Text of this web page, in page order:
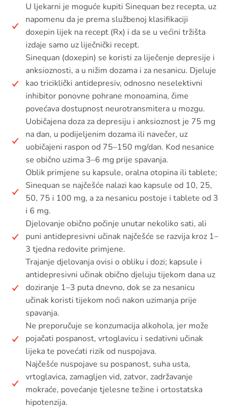
U ljekarni je moguće kupiti Sinequan bez recepta, uz
napomenu da je prema službenoj klasifikaciji
doxepin lijek na recept (Rx) i da se u većini tržišta
izdaje samo uz liječnički recept.
Sinequan (doxepin) se koristi za liječenje depresije i
anksioznosti, a u nižim dozama i za nesanicu. Djeluje
kao triciklički antidepresiv, odnosno neselektivni
inhibitor ponovne pohrane monoamina, čime
povećava dostupnost neurotransmitera u mozgu.
Uobičajena doza za depresiju i anksioznost je 75 mg
na dan, u podijeljenim dozama ili navečer, uz
uobičajeni raspon od 75–150 mg/dan. Kod nesanice
se obično uzima 3–6 mg prije spavanja.
Oblik primjene su kapsule, oralna otopina ili tablete;
Sinequan se najčešće nalazi kao kapsule od 10, 25,
50, 75 i 100 mg, a za nesanicu postoje i tablete od 3
i 6 mg.
Djelovanje obično počinje unutar nekoliko sati, ali
puni antidepresivni učinak najčešće se razvija kroz 1–
3 tjedna redovite primjene.
Trajanje djelovanja ovisi o obliku i dozi; kapsule i
antidepresivni učinak obično djeluju tijekom dana uz
doziranje 1–3 puta dnevno, dok se za nesanicu
učinak koristi tijekom noći nakon uzimanja prije
spavanja.
Ne preporučuje se konzumacija alkohola, jer može
pojačati pospanost, vrtoglavicu i sedativni učinak
lijeka te povećati rizik od nuspojava.
Najčešće nuspojave su pospanost, suha usta,
vrtoglavica, zamagljen vid, zatvor, zadržavanje
mokraće, povećanje tjelesne težine i ortostatska
hipotenzija.